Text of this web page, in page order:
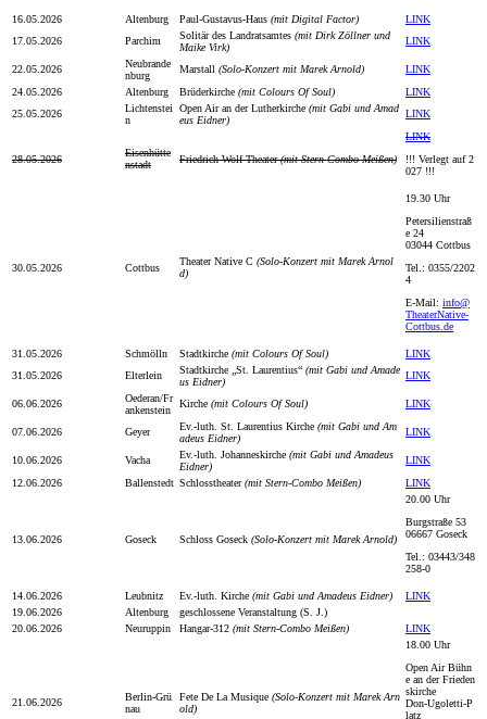
16.05.2026 Altenburg Paul-Gustavus-Haus (mit Digital Factor)
LINK
17.05.2026
Parchim Solitär des Landratsamtes (mit Dirk Zöllner und
Maike Virk)
LINK
22.05.2026
Neubrande
nburg
Marstall (Solo-Konzert mit Marek Arnold)
LINK
24.05.2026
Altenburg Brüderkirche (mit Colours Of Soul)
LINK
25.05.2026
Lichtenstei
n
Open Air an der Lutherkirche (mit Gabi und Amad
eus Eidner)
LINK
28.05.2026
Eisenhütte
nstadt
Friedrich-Wolf-Theater(mit Stern-Combo Meißen)
LINK
!!! Verlegt auf 2
027 !!!
30.05.2026 Cottbus
Theater Native C (Solo-Konzert mit Marek Arnol
d)
19.30 Uhr
Petersilienstraß
e 24
03044 Cottbus
Tel.: 0355/2202
4
E-Mail: info@
TheaterNative-
Cottbus.de
31.05.2026 Schmölln Stadtkirche (mit Colours Of Soul)
LINK
31.05.2026
Elterlein Stadtkirche „St. Laurentius“ (mit Gabi und Amade
us Eidner)
LINK
06.06.2026
Oederan/Fr
ankenstein
Kirche (mit Colours Of Soul) LINK
07.06.2026 Geyer Ev.-luth. St. Laurentius Kirche (mit Gabi und Am
adeus Eidner)
LINK
10.06.2026 Vacha Ev.-luth. Johanneskirche (mit Gabi und Amadeus
Eidner)
LINK
12.06.2026
Ballenstedt Schlosstheater(mit Stern-Combo Meißen) LINK
13.06.2026 Goseck Schloss Goseck (Solo-Konzert mit Marek Arnold)
20.00 Uhr
Burgstraße 53
06667 Goseck
Tel.: 03443/348
258-0
14.06.2026 Leubnitz Ev.-luth. Kirche (mit Gabi und Amadeus Eidner)
LINK
19.06.2026
Altenburg
geschlossene Veranstaltung (S. J.)
20.06.2026
Neuruppin Hangar-312 (mit Stern-Combo Meißen) LINK
21.06.2026
Berlin-Grü
nau
Fete De La Musique (Solo-Konzert mit Marek Arn
old)
18.00 Uhr
Open Air Bühn
e an der Frieden
skirche
Don-Ugoletti-P
latz